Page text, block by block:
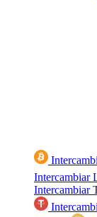
Intercambiar
Intercambiar